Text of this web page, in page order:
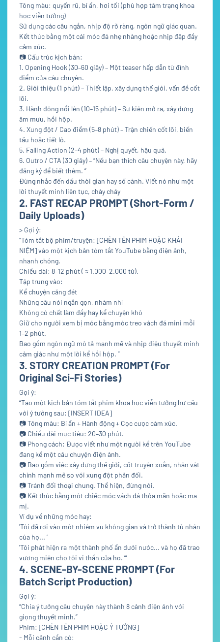
Tông màu: quyến rũ, bí ẩn, hơi tối (phù hợp tâm trạng khoa
học viễn tưởng)
Sử dụng các câu ngắn, nhịp độ rõ ràng, ngôn ngữ giác quan.
Kết thúc bằng một cái móc đá nhẹ nhàng hoặc nhịp đập đầy
cảm xúc.
📷 Cấu trúc kịch bản:
1. Opening Hook (30–60 giây) – Một teaser hấp dẫn từ đỉnh
điểm của câu chuyện.
2. Giới thiệu (1 phút) – Thiết lập, xây dựng thế giới, vấn đề cốt
lõi.
3. Hành động nổi lên (10–15 phút) – Sự kiện mở ra, xây dựng
âm mưu, hồi hộp.
4. Xung đột / Cao điểm (5–8 phút) – Trận chiến cốt lõi, biến
tấu hoặc tiết lộ.
5. Falling Action (2–4 phút) – Nghị quyết, hậu quả.
6. Outro / CTA (30 giây) – “Nếu bạn thích câu chuyện này, hãy
đăng ký để biết thêm. ”
Đừng nhắc đến dấu thời gian hay số cảnh. Viết nó như một
lời thuyết minh liên tục, chảy chảy
2. FAST RECAP PROMPT (Short-Form /
Daily Uploads)
> Gợi ý:
“Tóm tắt bộ phim/truyện: [CHÈN TÊN PHIM HOẶC KHÁI
NIỆM] vào một kịch bản tóm tắt YouTube bằng điện ảnh,
nhanh chóng.
Chiều dài: 8–12 phút ( ≈ 1.000–2.000 từ).
Tập trung vào:
Kể chuyện căng đét
Những câu nói ngắn gọn, nhảm nhí
Không có chất làm đầy hay kể chuyện khô
Giữ cho người xem bị móc bằng móc treo vách đá mini mỗi
1–2 phút.
Bao gồm ngôn ngữ mô tả mạnh mẽ và nhịp điệu thuyết minh
cảm giác như một lời kể hồi hộp. ”
3. STORY CREATION PROMPT (For
Original Sci-Fi Stories)
Gợi ý:
“Tạo một kịch bản tóm tắt phim khoa học viễn tưởng hư cấu
với ý tưởng sau: [INSERT IDEA]
📷Tông màu: Bí ẩn + Hành động + Cọc cược cảm xúc.
📷 Chiều dài mục tiêu: 20–30 phút.
📷 Phong cách: Được viết như một người kể trên YouTube
đang kể một câu chuyện điện ảnh.
📷 Bao gồm việc xây dựng thế giới, cốt truyện xoắn, nhân vật
chính mạnh mẽ so với xung đột phản đối.
📷Tránh đối thoại chung. Thể hiện, đừng nói.
📷 Kết thúc bằng một chiếc móc vách đá thỏa mãn hoặc ma
mị.
Ví dụ về những móc hay:
'Tôi đã rơi vào một nhiệm vụ không gian và trở thành tù nhân
của họ... ’
'Tôi phát hiện ra một thành phố ẩn dưới nước... và họ đã trao
vương miện cho tôi vị thần của họ. ’”
4. SCENE-BY-SCENE PROMPT (For
Batch Script Production)
Gợi ý:
“Chia ý tưởng câu chuyện này thành 8 cảnh điện ảnh với
giọng thuyết minh.”
Phim: [CHÈN TÊN PHIM HOẶC Ý TƯỞNG]
- Mỗi cảnh cần có: